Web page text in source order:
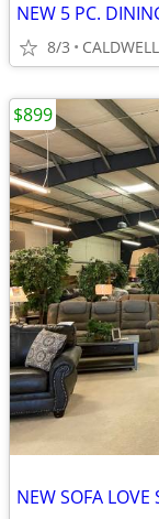
NEW 5 PC.
8/3 CALDWELL
NEW SOFA LOVE
$899